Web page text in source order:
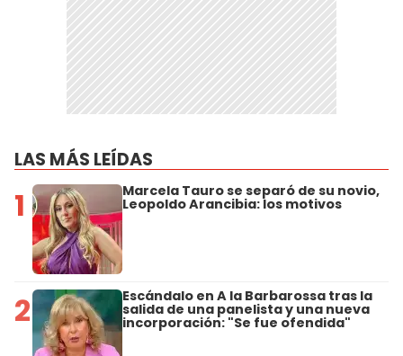
LAS MÁS LEÍDAS
1 Marcela Tauro se separó de su novio,
Leopoldo Arancibia: los motivos
2 Escándalo en A la Barbarossa tras la
salida de una panelista y una nueva
incorporación: "Se fue ofendida"